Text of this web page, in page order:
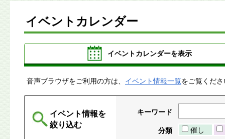
イベントカレンダー
イベントカレンダーを表示
音声ブラウザをご利用の方は、 イベント情報一覧をご覧くだ
イベント情報を
絞り込む
キーワード
分類 催し